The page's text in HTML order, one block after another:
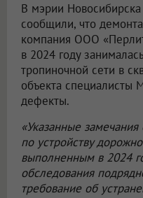
В мэрии
сообщили, что
компания ООО
в 2024 году
тропиночной сети в
объекта специалисты
дефекты.
«Указанные
по устройству
выполненным в 2024
обследования
требование об